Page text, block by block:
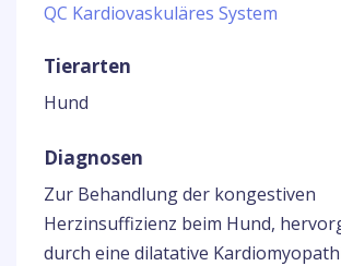
QC Kardiovaskuläres System
Tierarten
Hund
Diagnosen
Zur Behandlung der kongestiven
Herzinsuffizienz beim Hund,
durch eine dilatative